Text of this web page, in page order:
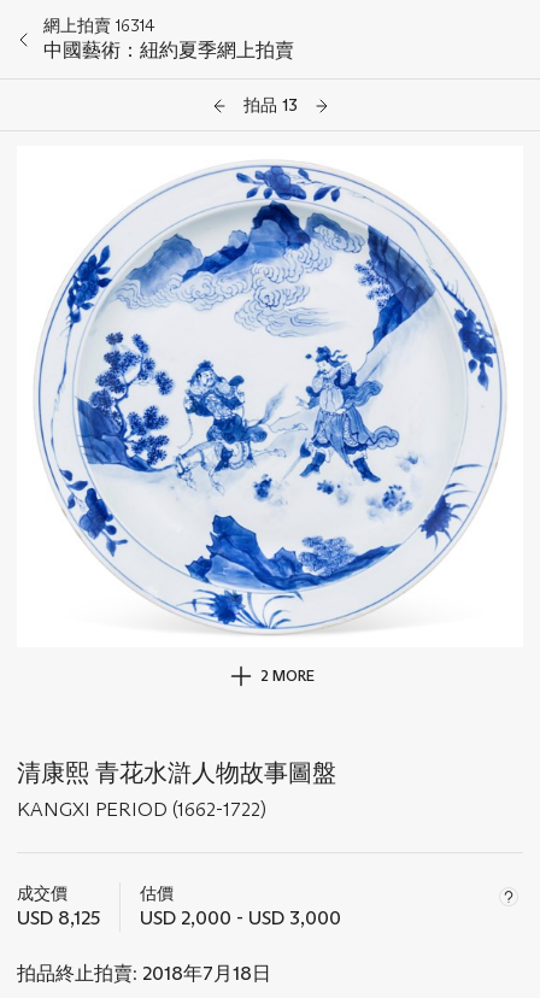
網上拍賣 16314
中國藝術：紐約夏季網上拍賣
拍品 13
2 MORE
清康熙 青花水滸人物故事圖盤
KANGXI PERIOD (1662-1722)
此
拍
重
成交價
USD 8,125
估價
USD 2,000 - USD 3,000
拍品終止拍賣: 2018年7月18日